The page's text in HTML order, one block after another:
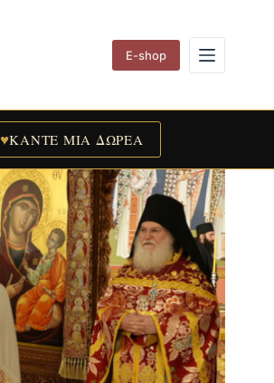
E-shop
♥ΚΑΝΤΕ ΜΙΑ ΔΩΡΕΑ